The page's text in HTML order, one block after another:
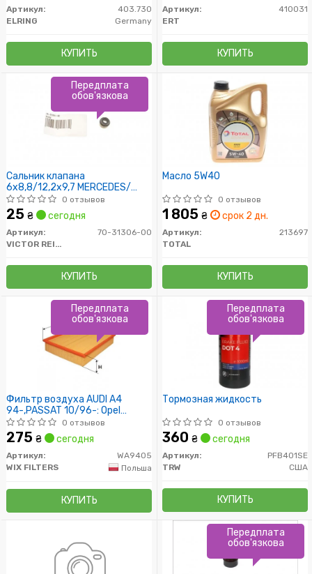
Артикул:
403.730
ELRING
Germany
КУПИТЬ
Артикул:
410031
ERT
КУПИТЬ
Сальник клапана
6x8,8/12,2x9,7 MERCEDES/
OPEL/ AUDI
0 отзывов
25 ₴ сегодня
Артикул:
70-31306-00
VICTOR REINZ
КУПИТЬ
Передплата
обов'язкова
Масло 5W40
0 отзывов
1 805 ₴ срок 2 дн.
Артикул:
213697
TOTAL
КУПИТЬ
Фильтр воздуха AUDI A4
94-,PASSAT 10/96-: Opel
2.3D/TD, 3.0-3.6 24V
10/86-,FRONTERA A 2.0-2.8TD
92-
0 отзывов
275 ₴ сегодня
Артикул:
WA9405
WIX FILTERS
Польша
КУПИТЬ
Передплата
обов'язкова
Тормозная жидкость
0 отзывов
360 ₴ сегодня
Артикул:
PFB401SE
TRW
США
КУПИТЬ
Передплата
обов'язкова
Передплата
обов'язкова